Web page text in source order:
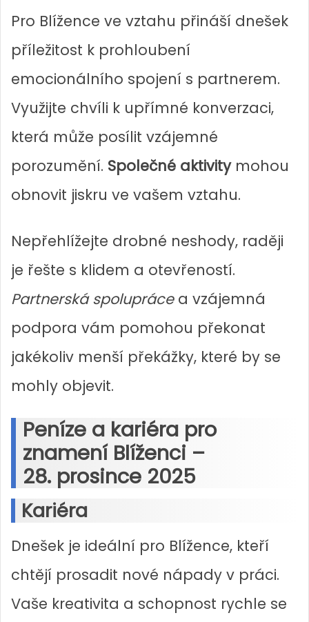
Pro Blížence ve vztahu přináší dnešek
příležitost k prohloubení
emocionálního spojení s partnerem.
Využijte chvíli k upřímné konverzaci,
která může posílit vzájemné
porozumění. Společné aktivitymohou
obnovit jiskru ve vašem vztahu.
Nepřehlížejte drobné neshody, raději
je řešte s klidem a otevřeností.
Partnerská spoluprácea vzájemná
podpora vám pomohou překonat
jakékoliv menší překážky, které by se
mohly objevit.
Peníze a kariéra pro
znamení Blíženci –
28. prosince 2025
Kariéra
Dnešek je ideální pro Blížence, kteří
chtějí prosadit nové nápady v práci.
Vaše kreativita a schopnost rychle se